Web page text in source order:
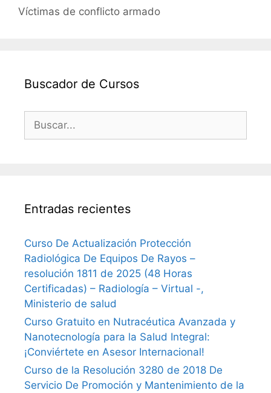
Víctimas de conflicto armado
Buscador de Cursos
Entradas recientes
Curso De Actualización Protección
Radiológica De Equipos De Rayos –
resolución 1811 de 2025 (48 Horas
Certificadas) – Radiología – Virtual -,
Ministerio de salud
Curso Gratuito en Nutracéutica Avanzada y
Nanotecnología para la Salud Integral:
¡Conviértete en Asesor Internacional!
Curso de la Resolución 3280 de 2018 De
Servicio De Promoción y Mantenimiento de la